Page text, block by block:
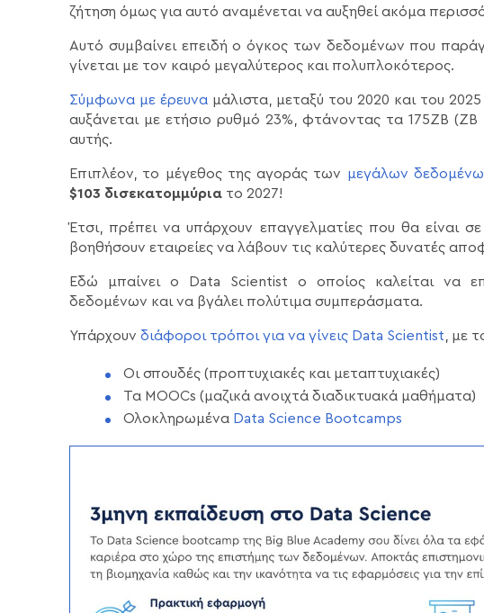
ζήτηση όμως για αυτό αναμένεται να αυξηθεί ακόμα
Αυτό συμβαίνει επειδή ο όγκος των δεδομένων που
γίνεται με τον καιρό μεγαλύτερος και πολυπλοκότερος.
Σύμφωνα με έρευναμάλιστα, μεταξύ του 2020 και του
αυξάνεται με ετήσιο ρυθμό 23%, φτάνοντας τα 175ZB
αυτής.
Επιπλέον, το μέγεθος της αγοράς των μεγάλων
$103 δισεκατομμύρια το 2027!
Έτσι, πρέπει να υπάρχουν επαγγελματίες που θα είναι
βοηθήσουν εταιρείες να λάβουν τις καλύτερες δυνατές
Εδώ μπαίνει ο Data Scientist ο οποίος καλείται να
δεδομένων και να βγάλει πολύτιμα συμπεράσματα.
Υπάρχουν διάφοροι τρόποι για να γίνεις Data Scientist , με
Οι σπουδές (προπτυχιακές και μεταπτυχιακές)
Τα MOOCs (μαζικά ανοιχτά διαδικτυακά μαθήματα)
Ολοκληρωμένα Data Science Bootcamps